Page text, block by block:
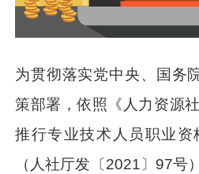
为贯彻落实党中央、国务
策部署，依照《人力资源
推行专业技术人员职业资
（人社厅发〔2021〕97号